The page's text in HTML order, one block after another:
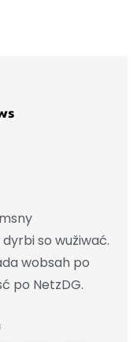
so wužiwać.
wobsah po
po NetzDG.